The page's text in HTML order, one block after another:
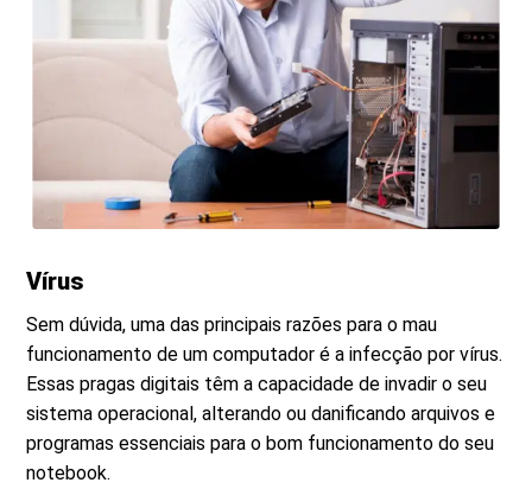
Vírus
Sem dúvida, uma das principais razões para o mau
funcionamento de um computador é a infecção por vírus.
Essas pragas digitais têm a capacidade de invadir o seu
sistema operacional, alterando ou danificando arquivos e
programas essenciais para o bom funcionamento do seu
notebook.